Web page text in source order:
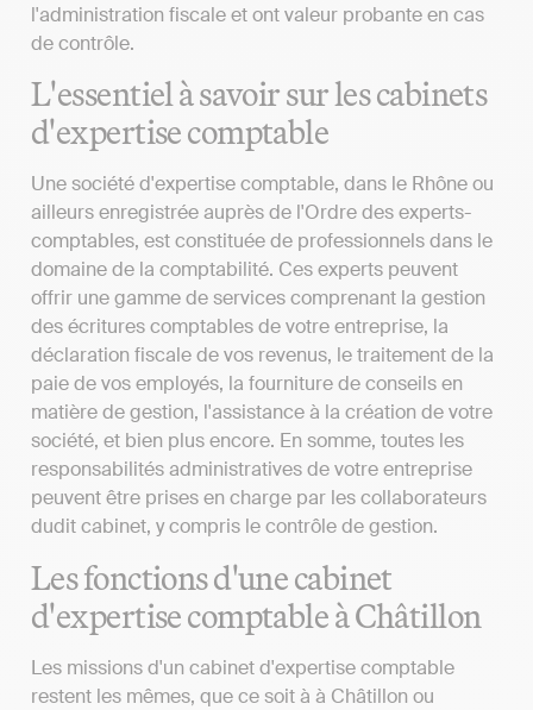
l'administration fiscale et ont valeur probante en cas
de contrôle.
L'essentiel à savoir sur les cabinets
d'expertise comptable
Une société d'expertise comptable, dans le Rhône ou
ailleurs enregistrée auprès de l'Ordre des experts-
comptables, est constituée de professionnels dans le
domaine de la comptabilité. Ces experts peuvent
offrir une gamme de services comprenant la gestion
des écritures comptables de votre entreprise, la
déclaration fiscale de vos revenus, le traitement de la
paie de vos employés, la fourniture de conseils en
matière de gestion, l'assistance à la création de votre
société, et bien plus encore. En somme, toutes les
responsabilités administratives de votre entreprise
peuvent être prises en charge par les collaborateurs
dudit cabinet, y compris le contrôle de gestion.
Les fonctions d'une cabinet
d'expertise comptable à Châtillon
Les missions d'un cabinet d'expertise comptable
restent les mêmes, que ce soit à à Châtillon ou